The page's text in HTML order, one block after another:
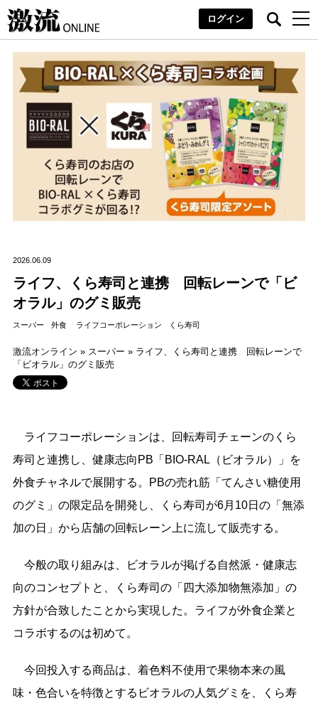
ログイン
2026.06.09
ライフ、くら寿司と連携 回転レーンで「ビ
オラル」のグミ販売
スーパー 外食 ライフコーポレーション くら寿司
激流オンライン » スーパー » ライフ、くら寿司と連携 回転レーンで
「ビオラル」のグミ販売
ライフコーポレーションは、回転寿司チェーンのくら
寿司と連携し、健康志向PB「BIO-RAL（ビオラル）」を
外食チャネルで展開する。PBの売れ筋「てんさい糖使用
のグミ」の限定品を開発し、くら寿司が6月10日の「無添
加の日」から店舗の回転レーン上に流して販売する。
今般の取り組みは、ビオラルが掲げる自然派・健康志
向のコンセプトと、くら寿司の「四大添加物無添加」の
方針が合致したことから実現した。ライフが外食企業と
コラボするのは初めて。
今回投入する商品は、着色料不使用で果物本来の風
味・色合いを特徴とするビオラルの人気グミを、くら寿